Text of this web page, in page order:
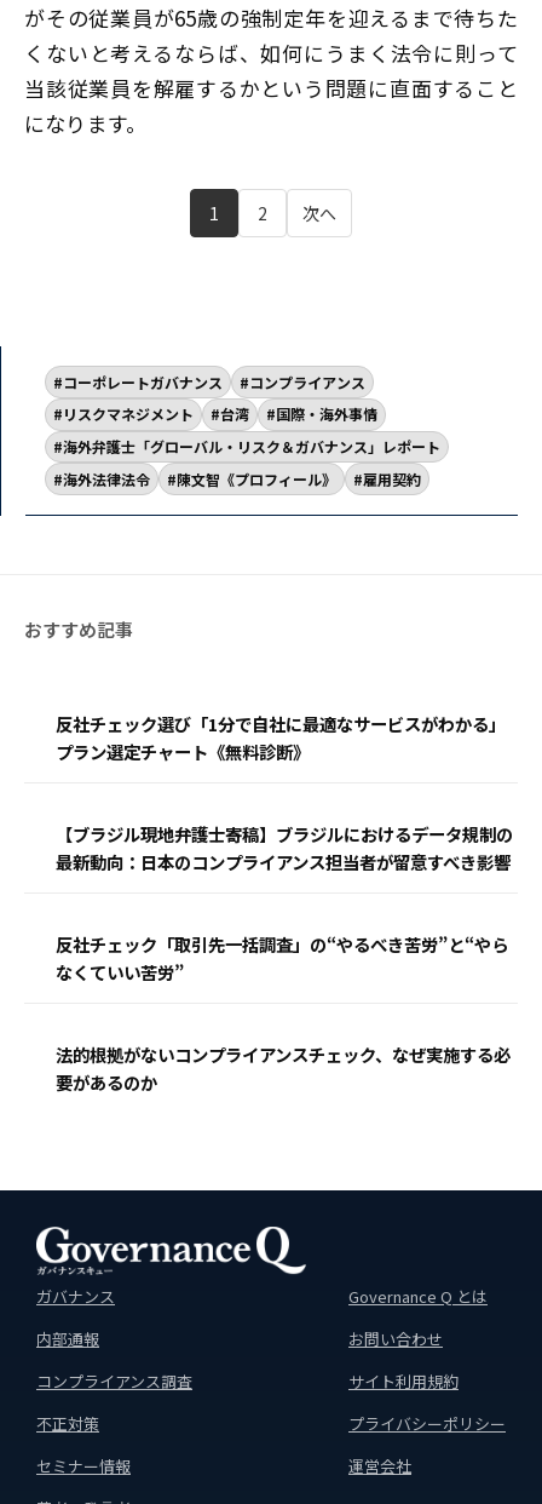
がその従業員が65歳の強制定年を迎えるまで待ちた
くないと考えるならば、如何にうまく法令に則って
当該従業員を解雇するかという問題に直面すること
になります。
1 2 次へ
コーポレートガバナンス
コンプライアンス
リスクマネジメント
台湾
国際・海外事情
海外弁護士「グローバル・リスク＆ガバナンス」レポート
海外法律法令
陳文智《プロフィール》 雇用契約
反社チェック選び「1分で自社に最適なサービスがわかる」
プラン選定チャート《無料診断》
【ブラジル現地弁護士寄稿】ブラジルにおけるデータ規制の
最新動向：日本のコンプライアンス担当者が留意すべき影響
反社チェック「取引先一括調査」の“やるべき苦労”と“やら
なくていい苦労”
法的根拠がないコンプライアンスチェック、なぜ実施する必
要があるのか
ガバナンス
内部通報
コンプライアンス調査
不正対策
セミナー情報
Governance Q とは
お問い合わせ
サイト利用規約
プライバシーポリシー
運営会社